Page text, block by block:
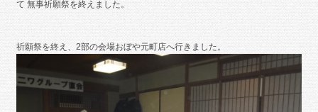
て 無事祈願祭を終えました。
祈願祭を終え、2部の会場おぼや元町店へ行きました。